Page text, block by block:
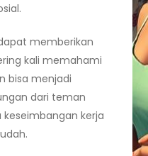
memberikan
kali memahami
bisa menjadi
dari teman
kerja